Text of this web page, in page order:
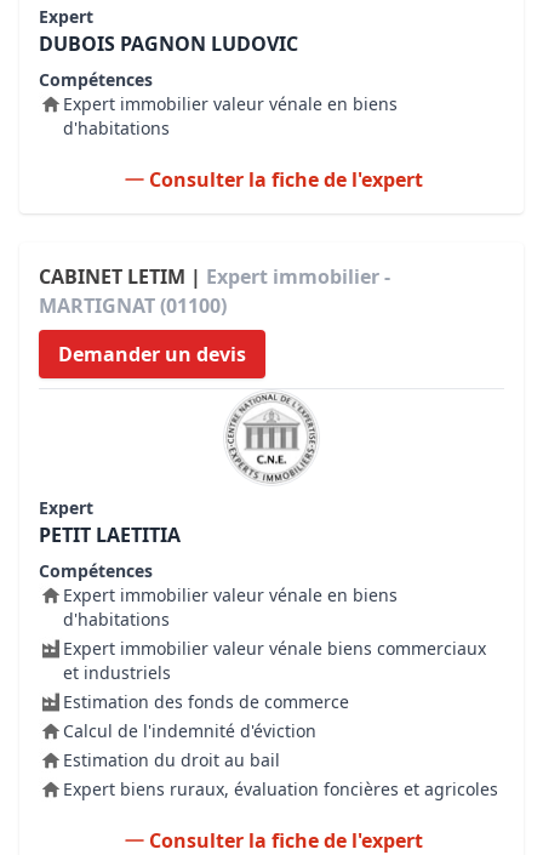
Expert
DUBOIS PAGNON LUDOVIC
Compétences
Expert immobilier valeur vénale en biens
d'habitations
Consulter la fiche de l'expert
CABINET LETIM | Expert immobilier -
MARTIGNAT (01100)
Demander un devis
Expert
PETIT LAETITIA
Compétences
Expert immobilier valeur vénale en biens
d'habitations
Expert immobilier valeur vénale biens commerciaux
et industriels
Estimation des fonds de commerce
Calcul de l'indemnité d'éviction
Estimation du droit au bail
Expert biens ruraux, évaluation foncières et agricoles
Consulter la fiche de l'expert